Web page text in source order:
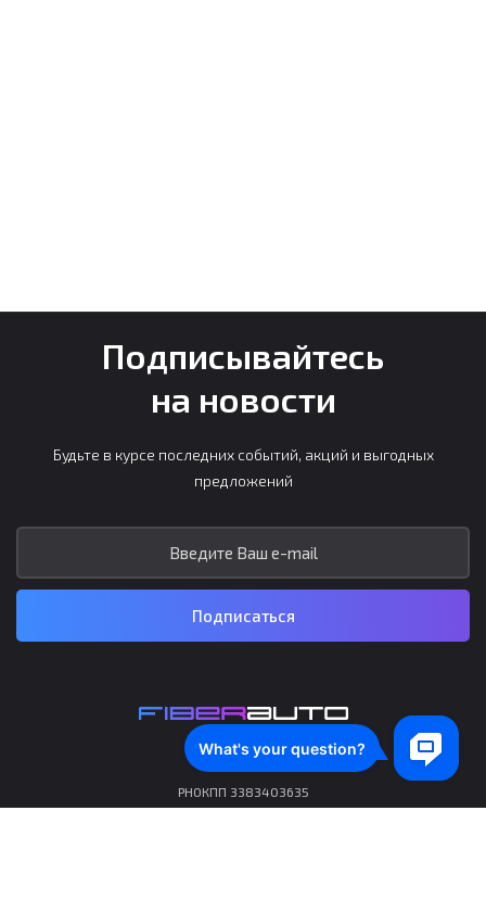
ФОП Якубович І.І.
РНОКПП 3383403635
Подписывайтесь
на новости
Будьте в курсе последних событий, акций и выгодных
предложений
Подписаться